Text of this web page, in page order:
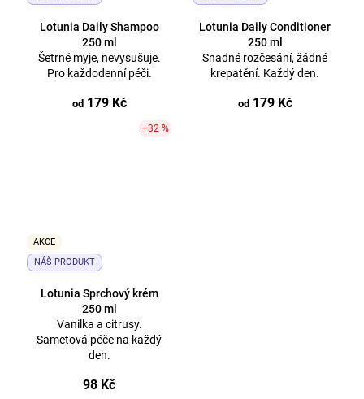
Lotunia Daily Shampoo
250 ml
Šetrně myje, nevysušuje.
Pro každodenní péči.
od179 Kč
Lotunia Daily Conditioner
250 ml
Snadné rozčesání, žádné
krepatění. Každý den.
od179 Kč
AKCE
NÁŠ PRODUKT
–32 %
Lotunia Sprchový krém
250 ml
Vanilka a citrusy.
Sametová péče na každý
den.
98 Kč